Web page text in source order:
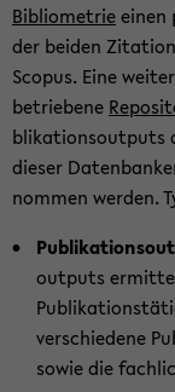
Bi­blio­me­trieeinen
der bei­den
Scopus. Eine
be­trie­be­ne
bli­ka­ti­ons­out­puts
die­ser
nom­men wer­den.
out­puts
ver­schie­de­ne
sowie die